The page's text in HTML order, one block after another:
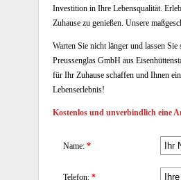
Investition in Ihre Lebensqualität.
Zuhause zu genießen. Unsere
Warten Sie nicht länger und lassen
Preussenglas GmbH aus
für Ihr Zuhause schaffen und Ihnen
Lebenserlebnis!
Kostenlos und unverbindlich eine
Name: *
Telefon: *